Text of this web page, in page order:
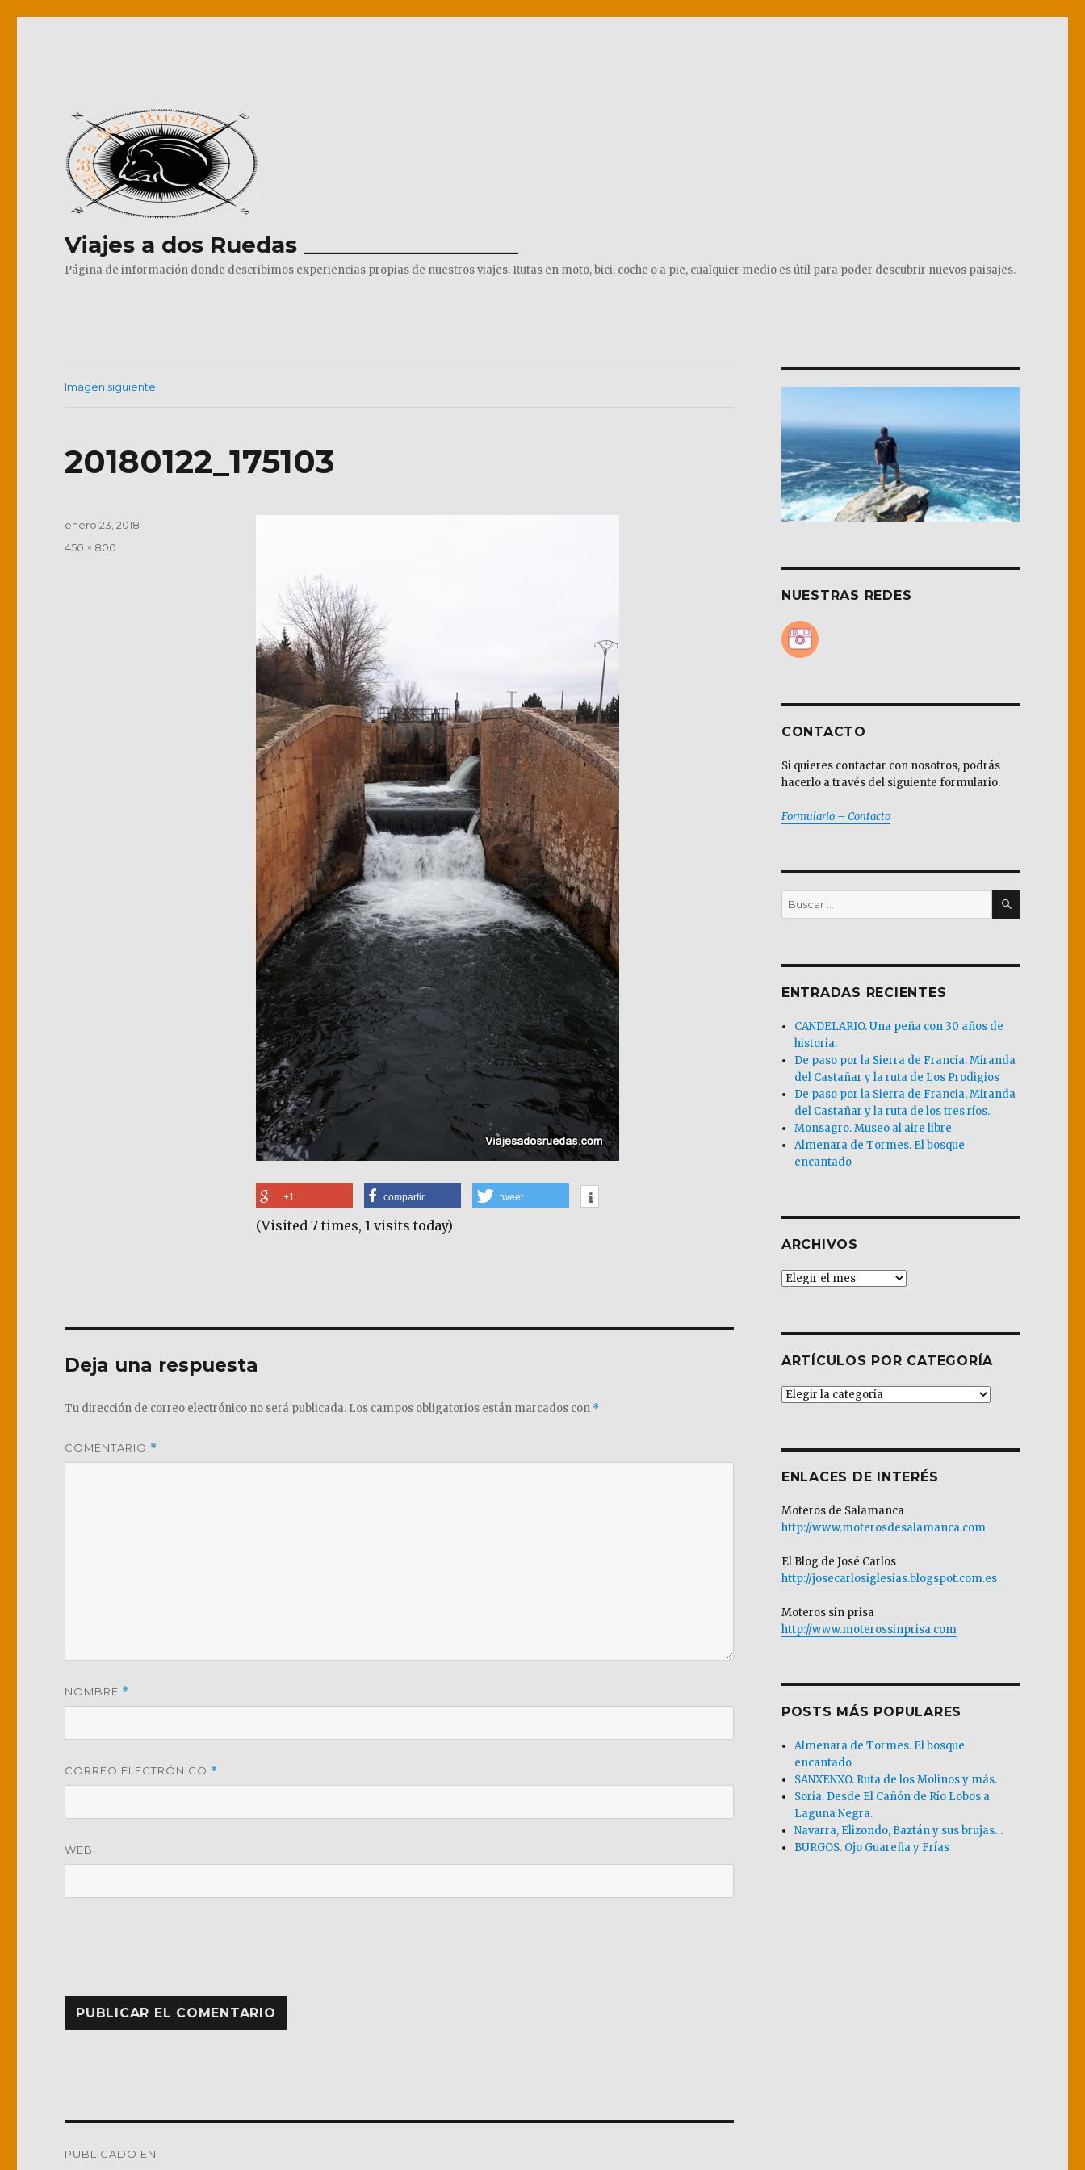
Viajes a dos Ruedas ___________________
Página de información donde describimos experiencias propias de nuestros viajes. Rutas en moto, bici, coche o a pie, cualquier medio es útil para poder descubrir nuevos paisajes.
Imagen siguiente
20180122_175103
+1 compartir tweet
(Visited 7 times, 1 visits today)
Publicado
enero 23, 2018
Tamaño
450 × 800
Deja una respuesta
Tu dirección de correo electrónico no será publicada. Los campos obligatorios están marcados con *
COMENTARIO *
NOMBRE *
CORREO ELECTRÓNICO *
WEB
PUBLICADO EN
NUESTRAS REDES
CONTACTO
Si quieres contactar con nosotros, podrás
hacerlo a través del siguiente formulario.
Formulario – Contacto
Buscar
por:
BUSCAR
ENTRADAS RECIENTES
CANDELARIO. Una peña con 30 años de
historia.
De paso por la Sierra de Francia. Miranda
del Castañar y la ruta de Los Prodigios
De paso por la Sierra de Francia, Miranda
del Castañar y la ruta de los tres ríos.
Monsagro. Museo al aire libre
Almenara de Tormes. El bosque
encantado
ARCHIVOS
Archivos
ARTÍCULOS POR CATEGORÍA
Artículos
ENLACES DE INTERÉS
Moteros de Salamanca
http://www.moterosdesalamanca.com
El Blog de José Carlos
http://josecarlosiglesias.blogspot.com.es
Moteros sin prisa
http://www.moterossinprisa.com
POSTS MÁS POPULARES
Almenara de Tormes. El bosque
encantado
SANXENXO. Ruta de los Molinos y más.
Soria. Desde El Cañón de Río Lobos a
Laguna Negra.
Navarra, Elizondo, Baztán y sus brujas…
BURGOS. Ojo Guareña y Frías